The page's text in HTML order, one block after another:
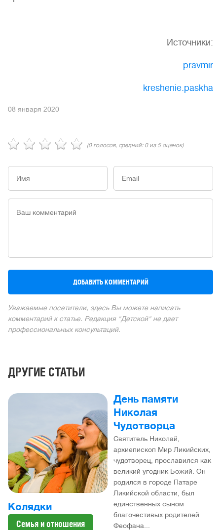
Источники:
pravmir
kreshenie.paskha
08 января 2020
(0голосов, средний: 0из 5 оценок)
Уважаемые посетители, здесь Вы можете написать
комментарий к статье. Редакция "Детской" не дает
профессиональных консультаций.
ДРУГИЕ СТАТЬИ
Колядки
Семья и отношения
День памяти
Николая
Чудотворца
Святитель Николай,
архиепископ Мир Ликийских,
чудотворец, прославился как
великий угодник Божий. Он
родился в городе Патаре
Ликийской области, был
единственных сыном
благочестивых родителей
Феофана...